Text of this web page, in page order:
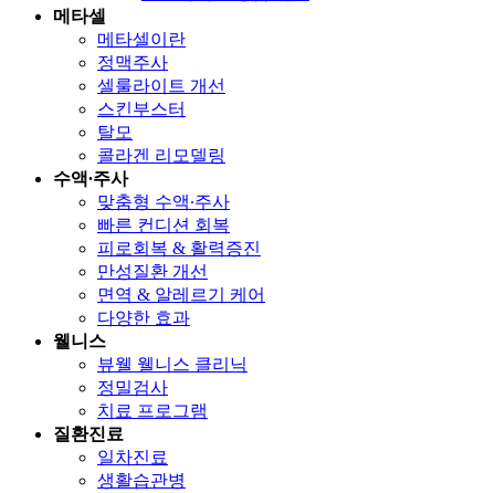
메타셀
메타셀이란
정맥주사
셀룰라이트 개선
스킨부스터
탈모
콜라겐 리모델링
수액∙주사
맞춤형 수액∙주사
빠른 컨디션 회복
피로회복 & 활력증진
만성질환 개선
면역 & 알레르기 케어
다양한 효과
웰니스
뷰웰 웰니스 클리닉
정밀검사
치료 프로그램
질환진료
일차진료
생활습관병